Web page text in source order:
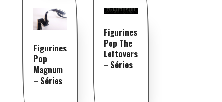
Figurines
Pop
Magnum
– Séries
Figurines
Pop The
Leftovers
– Séries